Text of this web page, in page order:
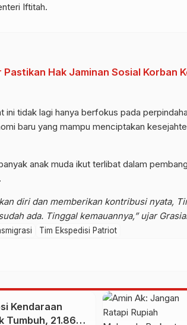
Iftitah.
Hak Jaminan Sosial Korban
ini tidak lagi hanya berfokus pada
baru yang mampu menciptakan
anak muda ikut terlibat dalam
diri dan memberikan kontribusi nyata,
ada. Tinggal kemauannya,” ujar
Tim Ekspedisi Patriot
Kendaraan
Tumbuh, 21.865